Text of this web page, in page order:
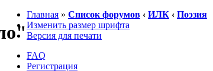
Главная » Список форумов ‹ ИЛК ‹ Поэзия
Изменить размер шрифта
Версия для печати
FAQ
Регистрация